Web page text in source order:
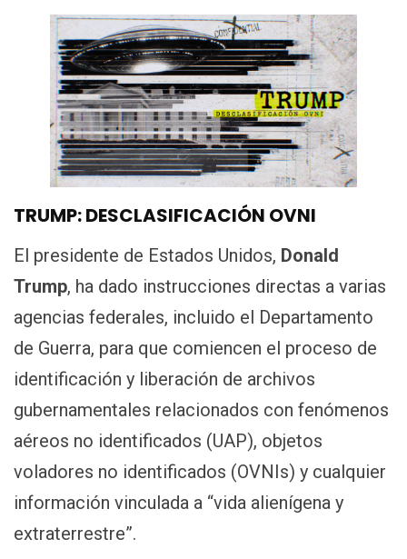
TRUMP: DESCLASIFICACIÓN OVNI
El presidente de Estados Unidos, Donald
Trump, ha dado instrucciones directas a varias
agencias federales, incluido el Departamento
de Guerra, para que comiencen el proceso de
identificación y liberación de archivos
gubernamentales relacionados con fenómenos
aéreos no identificados (UAP), objetos
voladores no identificados (OVNIs) y cualquier
información vinculada a “vida alienígena y
extraterrestre”.